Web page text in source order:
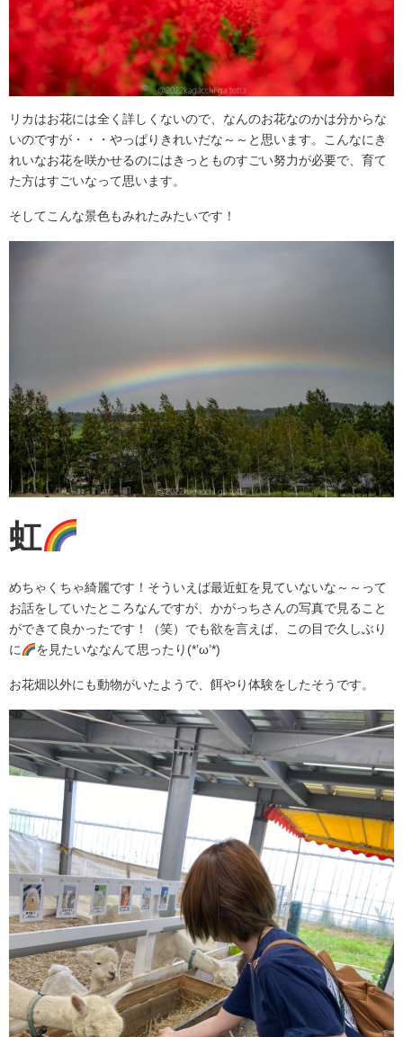
リカはお花には全く詳しくないので、なんのお花なのかは分からな
いのですが・・・やっぱりきれいだな～～と思います。こんなにき
れいなお花を咲かせるのにはきっとものすごい努力が必要で、育て
た方はすごいなって思います。
そしてこんな景色もみれたみたいです！
虹
めちゃくちゃ綺麗です！そういえば最近虹を見ていないな～～って
お話をしていたところなんですが、かがっちさんの写真で見ること
ができて良かったです！（笑）でも欲を言えば、この目で久しぶり
に
を見たいななんて思ったり(*’ω’*)
お花畑以外にも動物がいたようで、餌やり体験をしたそうです。